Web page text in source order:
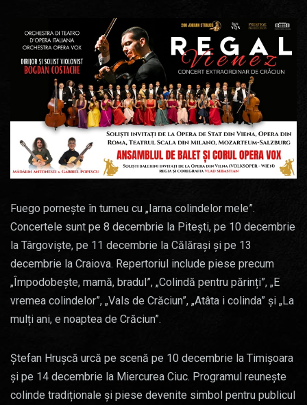
Fuego pornește în turneu cu „Iarna colindelor mele”.
Concertele sunt pe 8 decembrie la Pitești, pe 10 decembrie
la Târgoviște, pe 11 decembrie la Călărași și pe 13
decembrie la Craiova. Repertoriul include piese precum
„Împodobește, mamă, bradul”, „Colindă pentru părinți”, „E
vremea colindelor”, „Vals de Crăciun”, „Atâta i colinda” și „La
mulți ani, e noaptea de Crăciun”.
Ștefan Hrușcă urcă pe scenă pe 10 decembrie la Timișoara
și pe 14 decembrie la Miercurea Ciuc. Programul reunește
colinde tradiționale și piese devenite simbol pentru publicul